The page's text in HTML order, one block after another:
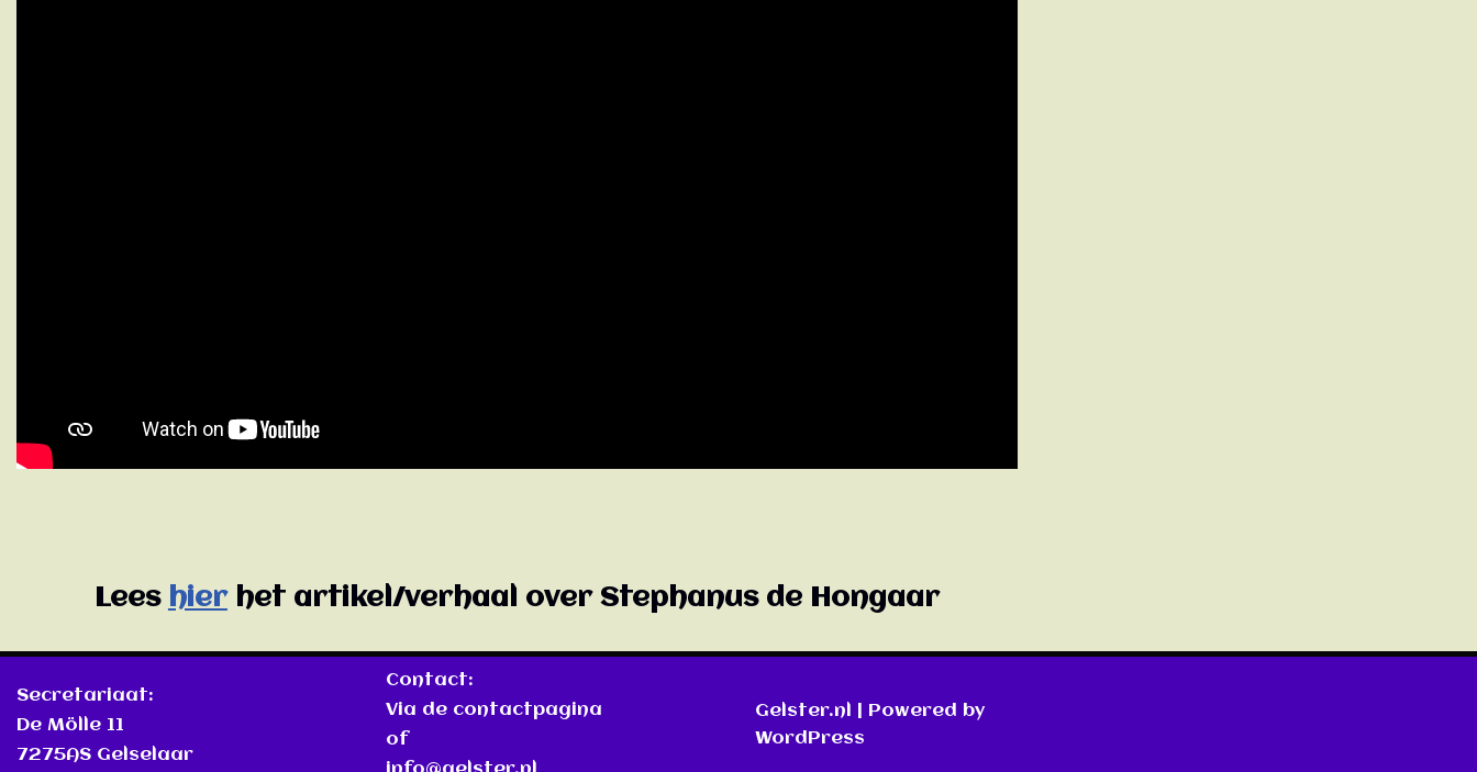
Lees hierhet artikel/verhaal over Stephanus de Hongaar
Secretariaat:
De Mölle 11
7275AS Gelselaar
Contact:
Via de contactpagina
of
Gelster.nl | Powered by
WordPress